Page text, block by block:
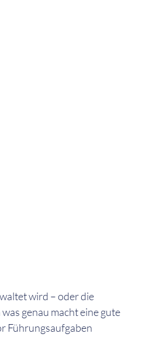
wird – oder die
genau macht eine gute
Führungsaufgaben